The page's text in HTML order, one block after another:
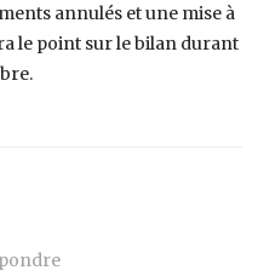
annulés et une mise à
le point sur le bilan durant